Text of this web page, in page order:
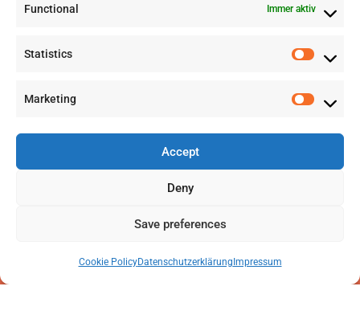
Functional Immer aktiv
Statistics
Marketing
Accept
Deny
Save preferences
Cookie PolicyDatenschutzerklärung Impressum